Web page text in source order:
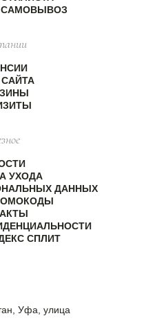
САМОВЫВОЗ
САЙТА
УХОДА
ДАННЫХ
СПЛИТ
Уфа, улица